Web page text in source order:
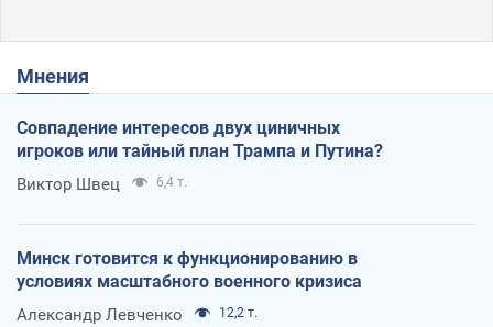
Мнения
Совпадение интересов двух циничных
игроков или тайный план Трампа и Путина?
Виктор Швец 6,4 т.
Минск готовится к функционированию в
условиях масштабного военного кризиса
Александр Левченко 12,2 т.